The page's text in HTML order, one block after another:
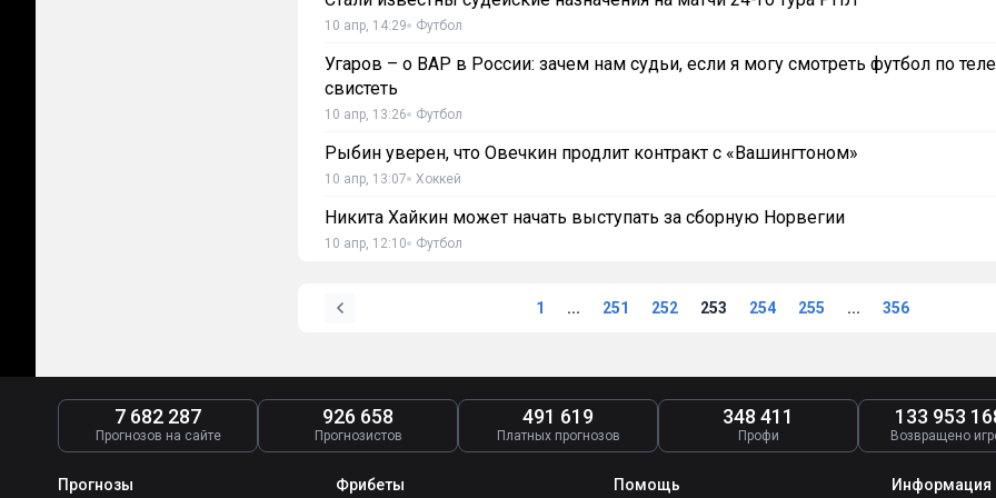
10 апр, 14:29 Футбол
Угаров – о ВАР в России: зачем нам судьи, если я могу смотреть футбол по
свистеть
10 апр, 13:26 Футбол
Рыбин уверен, что Овечкин продлит контракт с «Вашингтоном»
10 апр, 13:07 Хоккей
Никита Хайкин может начать выступать за сборную Норвегии
10 апр, 12:10 Футбол
1 ... 251 252 253 254 255 ... 356
7 682 287
Прогнозов на сайте
926 658
Прогнозистов
491 619
Платных прогнозов
348 411
Профи
133 953
Возвращено
Прогнозы Фрибеты Помощь Информация